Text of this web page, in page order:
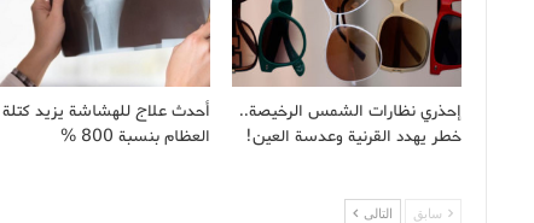
إحذري نظارات الشمس الرخيصة..
خطر يهدد القرنية وعدسة العين!
أحدث علاج للهشاشة يزيد كتلة
العظام بنسبة 800 %
سابق التالى